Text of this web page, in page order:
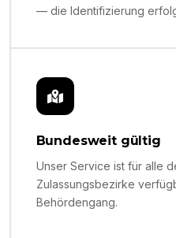
— die Identifizierung
Bundesweit gültig
Unser Service ist für alle
Zulassungsbezirke
Behördengang.